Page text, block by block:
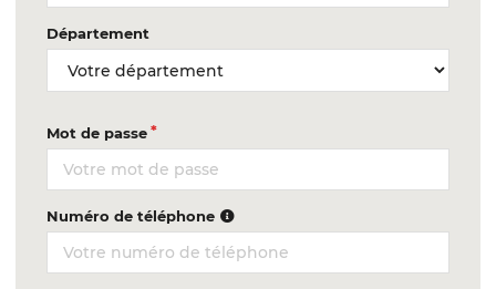
Département
Mot de passe
Numéro de téléphone